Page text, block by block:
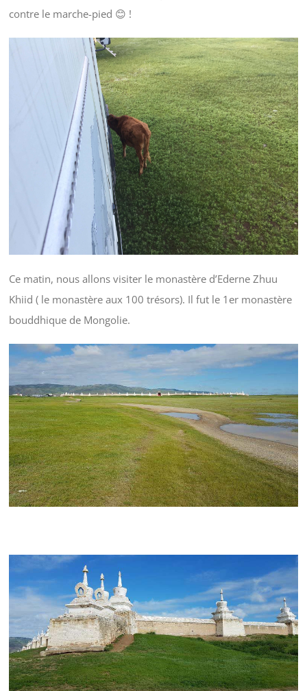
contre le marche-pied 😊 !
Ce matin, nous allons visiter le monastère d’Ederne Zhuu
Khiid ( le monastère aux 100 trésors). Il fut le 1er monastère
bouddhique de Mongolie.